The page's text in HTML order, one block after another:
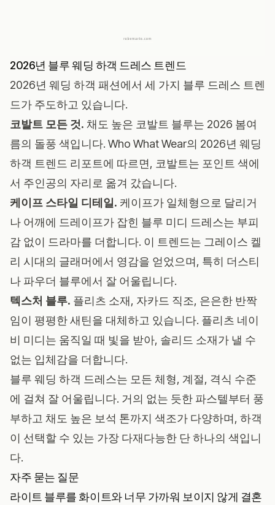
2026년 블루 웨딩 하객 드레스 트렌드
2026년 웨딩 하객 패션에서 세 가지 블루 드레스 트렌
드가 주도하고 있습니다.
코발트 모든 것. 채도 높은 코발트 블루는 2026 봄여
름의 돌풍 색입니다. Who What Wear의 2026년 웨딩
하객 트렌드 리포트에 따르면, 코발트는 포인트 색에
서 주인공의 자리로 옮겨 갔습니다.
케이프 스타일 디테일. 케이프가 일체형으로 달리거
나 어깨에 드레이프가 잡힌 블루 미디 드레스는 부피
감 없이 드라마를 더합니다. 이 트렌드는 그레이스 켈
리 시대의 글래머에서 영감을 얻었으며, 특히 더스티
나 파우더 블루에서 잘 어울립니다.
텍스처 블루. 플리츠 소재, 자카드 직조, 은은한 반짝
임이 평평한 새틴을 대체하고 있습니다. 플리츠 네이
비 미디는 움직일 때 빛을 받아, 솔리드 소재가 낼 수
없는 입체감을 더합니다.
블루 웨딩 하객 드레스는 모든 체형, 계절, 격식 수준
에 걸쳐 잘 어울립니다. 거의 없는 듯한 파스텔부터 풍
부하고 채도 높은 보석 톤까지 색조가 다양하며, 하객
이 선택할 수 있는 가장 다재다능한 단 하나의 색입니
다.
자주 묻는 질문
라이트 블루를 화이트와 너무 가까워 보이지 않게 결혼